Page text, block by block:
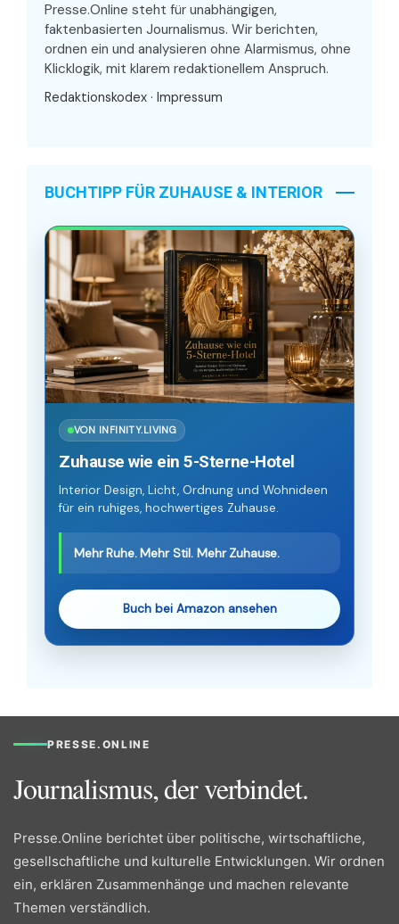
Presse.Online steht für unabhängigen,
faktenbasierten Journalismus. Wir berichten,
ordnen ein und analysieren ohne Alarmismus, ohne
Klicklogik, mit klarem redaktionellem Anspruch.
Redaktionskodex · Impressum
BUCHTIPP FÜR ZUHAUSE & INTERIOR
VON INFINITY.LIVING
Zuhause wie ein 5-Sterne-Hotel
Interior Design, Licht, Ordnung und Wohnideen
für ein ruhiges, hochwertiges Zuhause.
Mehr Ruhe. Mehr Stil. Mehr Zuhause.
Buch bei Amazon ansehen
PRESSE.ONLINE
Journalismus, der verbindet.
Presse.Online berichtet über politische, wirtschaftliche,
gesellschaftliche und kulturelle Entwicklungen. Wir ordnen
ein, erklären Zusammenhänge und machen relevante
Themen verständlich.